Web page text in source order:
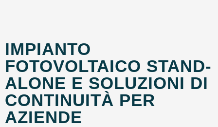
IMPIANTO
FOTOVOLTAICO STAND-
ALONE E SOLUZIONI DI
CONTINUITÀ PER
AZIENDE